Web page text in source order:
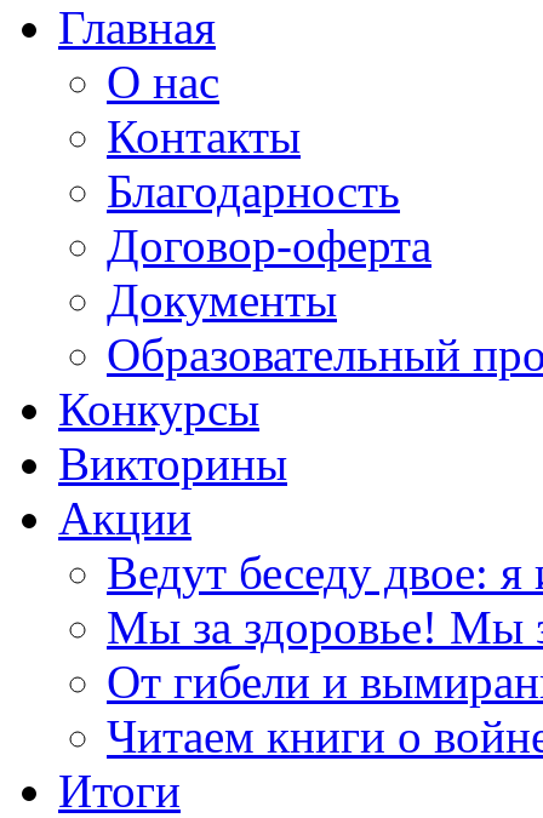
Главная
О нас
Контакты
Благодарность
Договор-оферта
Документы
Образовательный
Конкурсы
Викторины
Акции
Ведут беседу двое: я
Мы за здоровье! Мы
От гибели и
Читаем книги о
Итоги